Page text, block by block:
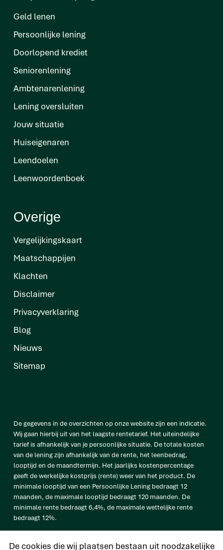
Geld lenen
Persoonlijke lening
Doorlopend krediet
Seniorenlening
Ambtenarenlening
Lening oversluiten
Jouw situatie
Huiseigenaren
Leendoelen
Leenwoordenboek
Overige
Vergelijkingskaart
Maatschappijen
Klachten
Disclaimer
Privacyverklaring
Blog
Nieuws
Sitemap
De gegevens in de overzichten op onze website zijn een indicatie.
Wij gaan hierbij uit van het laagste rentetarief. Het uiteindelijke
tarief is afhankelijk van je persoonlijke situatie. De totale kosten
van de lening zijn afhankelijk van de rente, het leenbedrag,
looptijd en de maandtermijn. Het jaarlijks kostenpercentage
geeft de werkelijke kostprijs (rente) weer van het product. De
minimale looptijd van een Persoonlijke Lening bedraagt 12
maanden, de maximale looptijd bedraagt 120 maanden. De
minimale rente bedraagt 6,4%, de maximale wettelijke rente
bedraagt 12%.
De cookies die wij plaatsen bestaan uit noodzakelijke